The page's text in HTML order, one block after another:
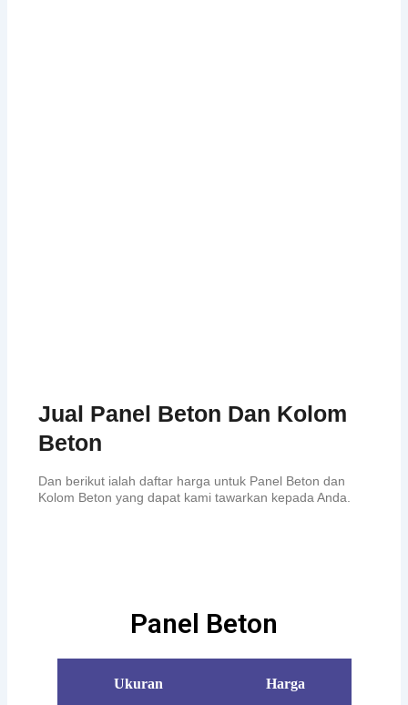
Jual Panel Beton Dan Kolom
Beton
Dan berikut ialah daftar harga untuk Panel Beton dan
Kolom Beton yang dapat kami tawarkan kepada Anda.
Panel Beton
Ukuran Harga